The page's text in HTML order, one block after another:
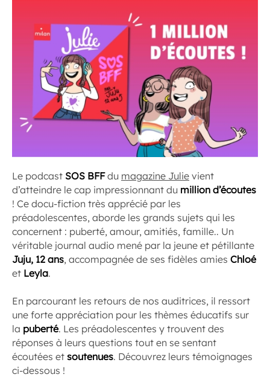
Le podcast SOS BFFdu magazine Julie vient
d’atteindre le cap impressionnant du million d’écoutes
! Ce docu-fiction très apprécié par les
préadolescentes, aborde les grands sujets qui les
concernent : puberté, amour, amitiés, famille.. Un
véritable journal audio mené par la jeune et pétillante
Juju, 12 ans, accompagnée de ses fidèles amies Chloé
et Leyla.
En parcourant les retours de nos auditrices, il ressort
une forte appréciation pour les thèmes éducatifs sur
la puberté. Les préadolescentes y trouvent des
réponses à leurs questions tout en se sentant
écoutées et soutenues. Découvrez leurs témoignages
ci-dessous !